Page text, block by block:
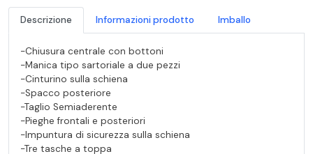
Descrizione Informazioni prodotto Imballo
-Chiusura centrale con bottoni
-Manica tipo sartoriale a due pezzi
-Cinturino sulla schiena
-Spacco posteriore
-Taglio Semiaderente
-Pieghe frontali e posteriori
-Impuntura di sicurezza sulla schiena
-Tre tasche a toppa